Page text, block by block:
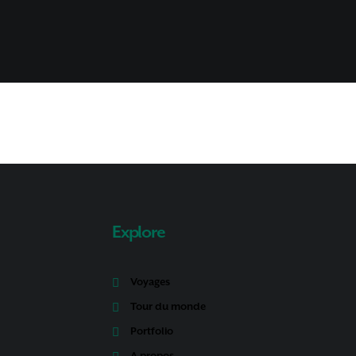
Explore
Voyages
Tour du monde
Portfolio